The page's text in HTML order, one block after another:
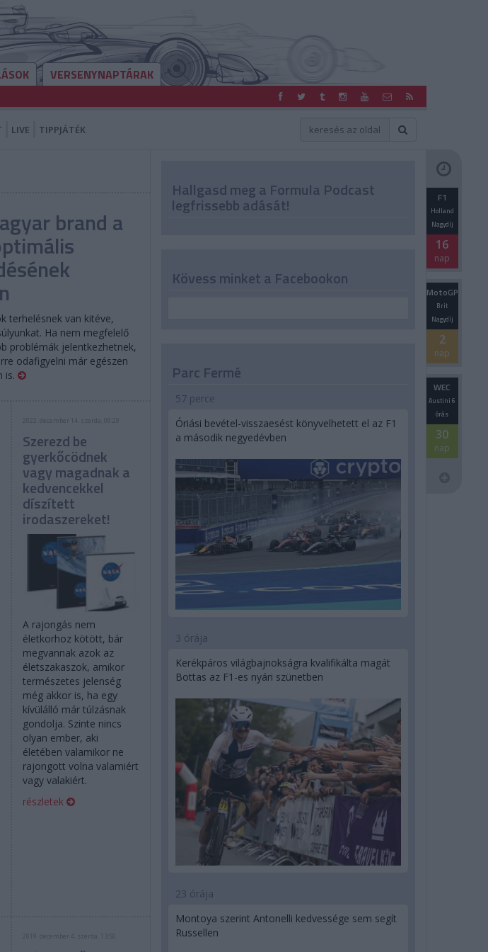
VERSENYNAPTÁRAK
LIVE TIPPJÁTÉK
brand a
terhelésnek van kitéve,
Ha nem megfelelő
problémák jelentkezhetnek,
odafigyelni már egészen
is.
2022. december 14. szerda, 09:29
Szerezd be
gyerkőcödnek
vagy magadnak a
kedvencekkel
díszített
irodaszereket!
A rajongás nem
életkorhoz kötött, bár
megvannak azok az
életszakaszok, amikor
természetes jelenség
még akkor is, ha egy
kívülálló már túlzásnak
gondolja. Szinte nincs
olyan ember, aki
életében valamikor ne
rajongott volna valamiért
vagy valakiért.
részletek
2019. december 4. szerda, 13:50
Hallgasd meg a Formula Podcast
legfrissebb adását! F1
Holland
Nagydíj
16
nap
MotoGP
Brit
Nagydíj
2
nap
WEC
Austini 6
órás
30
nap
Kövess minket a Facebookon
Parc Fermé
57 perce
Óriási bevétel-visszaesést könyvelhetett el az F1
a második negyedévben
3 órája
Kerékpáros világbajnokságra kvalifikálta magát
Bottas az F1-es nyári szünetben
23 órája
Montoya szerint Antonelli kedvessége sem segít
Russellen